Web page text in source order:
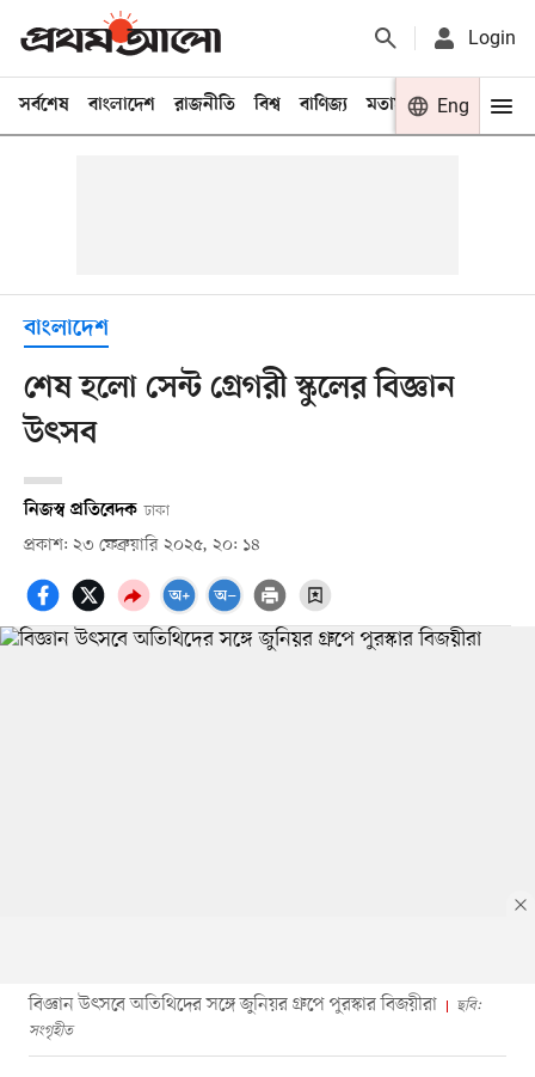
Login
সর্বশেষ বাংলাদেশ রাজনীতি বিশ্ব বাণিজ্য মতামত খেলা
Eng
বাংলাদেশ
শেষ হলো সেন্ট গ্রেগরী স্কুলের বিজ্ঞান
উৎসব
নিজস্ব প্রতিবেদক ঢাকা
প্রকাশ: ২৩ ফেব্রুয়ারি ২০২৫, ২০: ১৪
বিজ্ঞান উৎসবে অতিথিদের সঙ্গে জুনিয়র গ্রুপে পুরস্কার বিজয়ীরা
ছবি:
সংগৃহীত